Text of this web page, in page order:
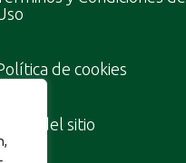
de cookies
Mapa del sitio